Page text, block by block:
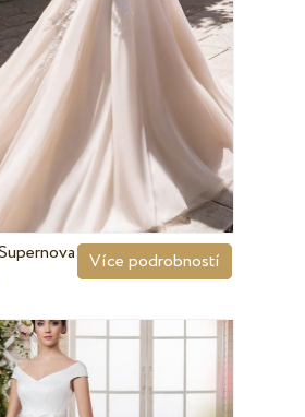
Více podrobností